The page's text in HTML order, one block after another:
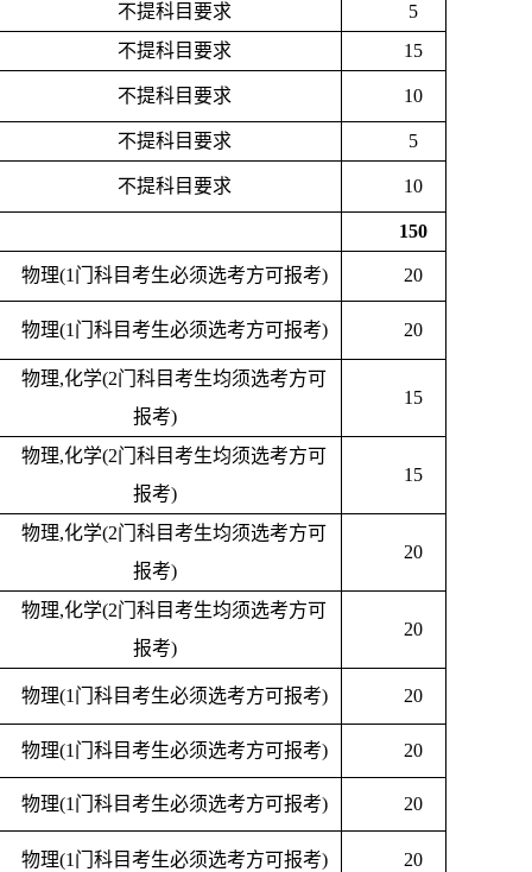
不提科目要求
5
不提科目要求
15
不提科目要求 10
不提科目要求 5
不提科目要求 10
150
物理(1门科目考生必须选考方可报考) 20
物理(1门科目考生必须选考方可报考) 20
物理,化学(2门科目考生均须选考方可
报考)
15
物理,化学(2门科目考生均须选考方可
报考)
15
物理,化学(2门科目考生均须选考方可
报考)
20
物理,化学(2门科目考生均须选考方可
报考)
20
物理(1门科目考生必须选考方可报考) 20
物理(1门科目考生必须选考方可报考) 20
物理(1门科目考生必须选考方可报考) 20
物理(1门科目考生必须选考方可报考) 20